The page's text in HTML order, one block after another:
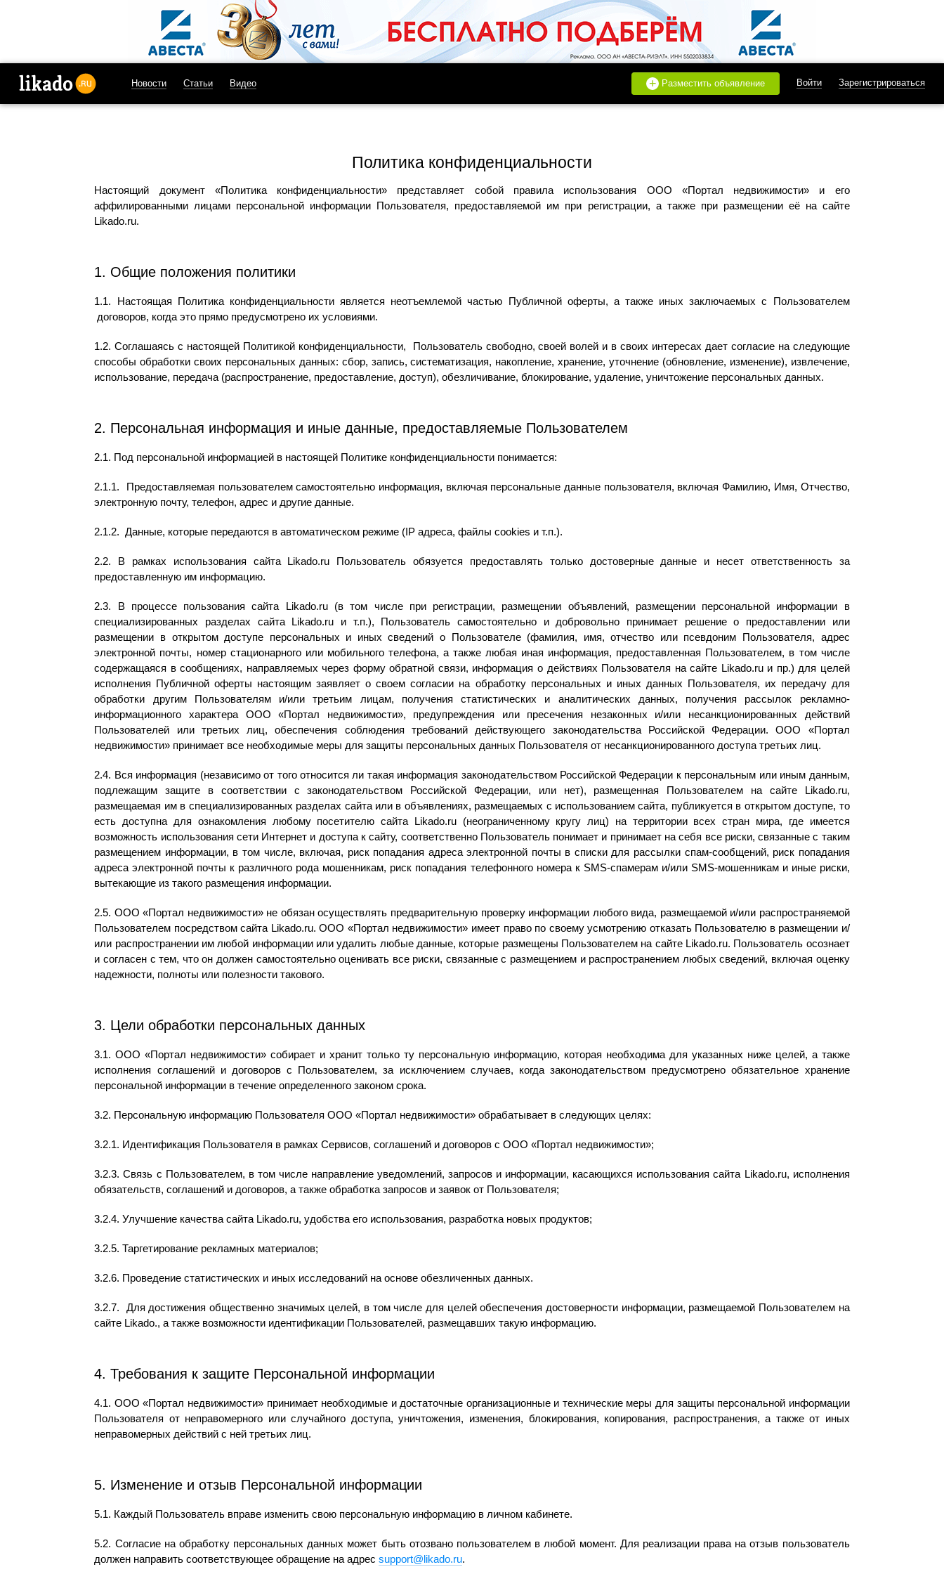
Новости Статьи Видео + Разместить объявление Войти Зарегистрироваться
Политика конфиденциальности
Настоящий документ «Политика конфиденциальности» представляет собой правила использования ООО «Портал недвижимости» и его
аффилированными лицами персональной информации Пользователя, предоставляемой им при регистрации, а также при размещении её на сайте
Likado.ru.
1. Общие положения политики
1.1. Настоящая Политика конфиденциальности является неотъемлемой частью Публичной оферты, а также иных заключаемых с Пользователем
договоров, когда это прямо предусмотрено их условиями.
1.2. Соглашаясь с настоящей Политикой конфиденциальности, Пользователь свободно, своей волей и в своих интересах дает согласие на следующие
способы обработки своих персональных данных: сбор, запись, систематизация, накопление, хранение, уточнение (обновление, изменение), извлечение,
использование, передача (распространение, предоставление, доступ), обезличивание, блокирование, удаление, уничтожение персональных данных.
2. Персональная информация и иные данные, предоставляемые Пользователем
2.1. Под персональной информацией в настоящей Политике конфиденциальности понимается:
2.1.1. Предоставляемая пользователем самостоятельно информация, включая персональные данные пользователя, включая Фамилию, Имя, Отчество,
электронную почту, телефон, адрес и другие данные.
2.1.2. Данные, которые передаются в автоматическом режиме (IP адреса, файлы cookies и т.п.).
2.2. В рамках использования сайта Likado.ru Пользователь обязуется предоставлять только достоверные данные и несет ответственность за
предоставленную им информацию.
2.3. В процессе пользования сайта Likado.ru (в том числе при регистрации, размещении объявлений, размещении персональной информации в
специализированных разделах сайта Likado.ru и т.п.), Пользователь самостоятельно и добровольно принимает решение о предоставлении или
размещении в открытом доступе персональных и иных сведений о Пользователе (фамилия, имя, отчество или псевдоним Пользователя, адрес
электронной почты, номер стационарного или мобильного телефона, а также любая иная информация, предоставленная Пользователем, в том числе
содержащаяся в сообщениях, направляемых через форму обратной связи, информация о действиях Пользователя на сайте Likado.ru и пр.) для целей
исполнения Публичной оферты настоящим заявляет о своем согласии на обработку персональных и иных данных Пользователя, их передачу для
обработки другим Пользователям и/или третьим лицам, получения статистических и аналитических данных, получения рассылок рекламно-
информационного характера ООО «Портал недвижимости», предупреждения или пресечения незаконных и/или несанкционированных действий
Пользователей или третьих лиц, обеспечения соблюдения требований действующего законодательства Российской Федерации. ООО «Портал
недвижимости» принимает все необходимые меры для защиты персональных данных Пользователя от несанкционированного доступа третьих лиц.
2.4. Вся информация (независимо от того относится ли такая информация законодательством Российской Федерации к персональным или иным данным,
подлежащим защите в соответствии с законодательством Российской Федерации, или нет), размещенная Пользователем на сайте Likado.ru,
размещаемая им в специализированных разделах сайта или в объявлениях, размещаемых с использованием сайта, публикуется в открытом доступе, то
есть доступна для ознакомления любому посетителю сайта Likado.ru (неограниченному кругу лиц) на территории всех стран мира, где имеется
возможность использования сети Интернет и доступа к сайту, соответственно Пользователь понимает и принимает на себя все риски, связанные с таким
размещением информации, в том числе, включая, риск попадания адреса электронной почты в списки для рассылки спам-сообщений, риск попадания
адреса электронной почты к различного рода мошенникам, риск попадания телефонного номера к SMS-спамерам и/или SMS-мошенникам и иные риски,
вытекающие из такого размещения информации.
2.5. ООО «Портал недвижимости» не обязан осуществлять предварительную проверку информации любого вида, размещаемой и/или распространяемой
Пользователем посредством сайта Likado.ru. ООО «Портал недвижимости» имеет право по своему усмотрению отказать Пользователю в размещении и/
или распространении им любой информации или удалить любые данные, которые размещены Пользователем на сайте Likado.ru. Пользователь осознает
и согласен с тем, что он должен самостоятельно оценивать все риски, связанные с размещением и распространением любых сведений, включая оценку
надежности, полноты или полезности такового.
3. Цели обработки персональных данных
3.1. ООО «Портал недвижимости» собирает и хранит только ту персональную информацию, которая необходима для указанных ниже целей, а также
исполнения соглашений и договоров с Пользователем, за исключением случаев, когда законодательством предусмотрено обязательное хранение
персональной информации в течение определенного законом срока.
3.2. Персональную информацию Пользователя ООО «Портал недвижимости» обрабатывает в следующих целях:
3.2.1. Идентификация Пользователя в рамках Сервисов, соглашений и договоров с ООО «Портал недвижимости»;
3.2.3. Связь с Пользователем, в том числе направление уведомлений, запросов и информации, касающихся использования сайта Likado.ru, исполнения
обязательств, соглашений и договоров, а также обработка запросов и заявок от Пользователя;
3.2.4. Улучшение качества сайта Likado.ru, удобства его использования, разработка новых продуктов;
3.2.5. Таргетирование рекламных материалов;
3.2.6. Проведение статистических и иных исследований на основе обезличенных данных.
3.2.7. Для достижения общественно значимых целей, в том числе для целей обеспечения достоверности информации, размещаемой Пользователем на
сайте Likado., а также возможности идентификации Пользователей, размещавших такую информацию.
4. Требования к защите Персональной информации
4.1. ООО «Портал недвижимости» принимает необходимые и достаточные организационные и технические меры для защиты персональной информации
Пользователя от неправомерного или случайного доступа, уничтожения, изменения, блокирования, копирования, распространения, а также от иных
неправомерных действий с ней третьих лиц.
5. Изменение и отзыв Персональной информации
5.1. Каждый Пользователь вправе изменить свою персональную информацию в личном кабинете.
5.2. Согласие на обработку персональных данных может быть отозвано пользователем в любой момент. Для реализации права на отзыв пользователь
должен направить соответствующее обращение на адресsupport@likado.ru.